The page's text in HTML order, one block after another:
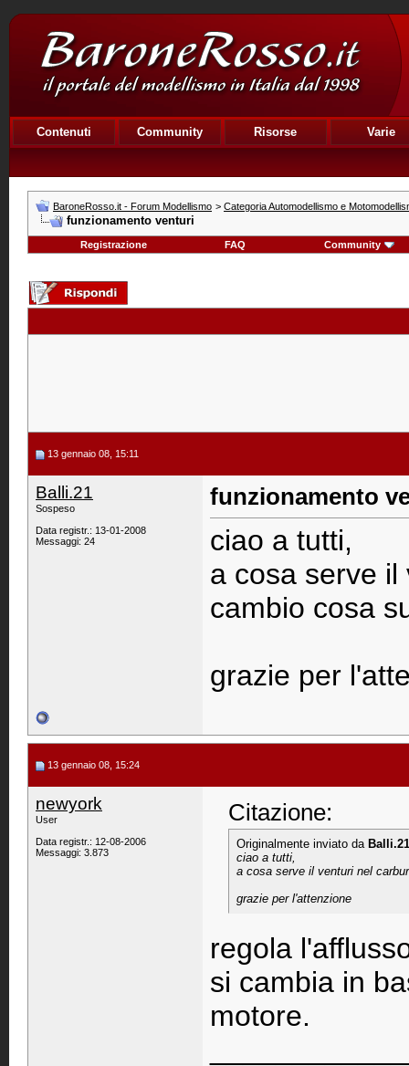
Contenuti Community Risorse Varie
BaroneRosso.it - Forum Modellismo > Categoria Automodellismo e
funzionamento venturi
Registrazione FAQ Community
13 gennaio 08, 15:11
Balli.21
Sospeso
Data registr.: 13-01-2008
Messaggi: 24
funzionamento
ciao a tutti,
a cosa serve
cambio cosa
grazie per
13 gennaio 08, 15:24
newyork
User
Data registr.: 12-08-2006
Messaggi: 3.873
Citazione:
Originalmente inviato da Balli.21
ciao a tutti,
a cosa serve il venturi nel
grazie per l'attenzione
regola
si cambia in
motore.